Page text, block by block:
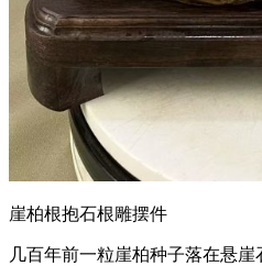
崖柏根抱石根雕摆件
几百年前一粒崖柏种子落在悬